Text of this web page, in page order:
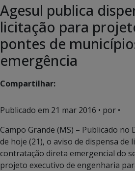
Agesul publica
licitação para
pontes de
emergência
Compartilhar:
Publicado em 21 mar 2016 • por •
Campo Grande (MS) – Publicado no
de hoje (21), o aviso de dispensa de
contratação direta emergencial do
projeto executivo de engenharia